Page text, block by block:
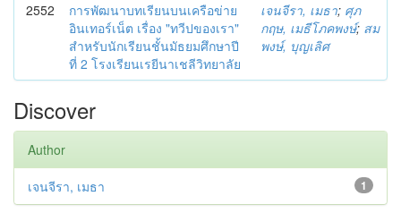
2552
การพัฒนาบทเรียนบนเครือข่าย
อินเทอร์เน็ต เรื่อง "ทวีปของเรา"
สำหรับนักเรียนชั้นมัธยมศึกษาปี
ที่ 2 โรงเรียนเรยีนาเชลีวิทยาลัย
เจนจีรา, เมธา; ศุภ
กฤษ, เมธีโภคพงษ์; สม
พงษ์, บุญเลิศ
Discover
Author
1
เจนจีรา, เมธา